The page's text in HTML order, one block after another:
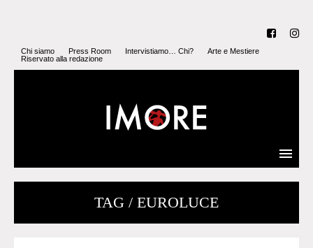
Chi siamo Press Room Intervistiamo… Chi?
Arte e Mestiere
Riservato alla redazione
TAG / EUROLUCE